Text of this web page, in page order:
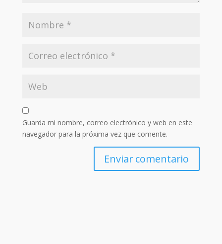
Guarda mi nombre, correo electrónico y web en este
navegador para la próxima vez que comente.
Enviar comentario